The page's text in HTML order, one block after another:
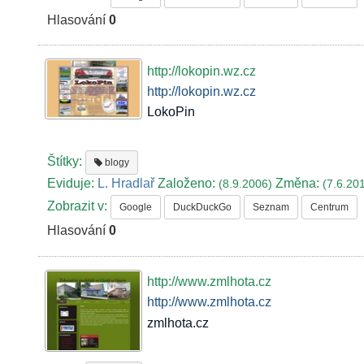
Hlasování0
http://lokopin.wz.cz
http://lokopin.wz.cz
LokoPin
Štítky: blogy
Eviduje: L. Hradlař Založeno:(8.9.2006)Změna:
Zobrazit v: Google DuckDuckGo Seznam Centrum
Hlasování0
http://www.zmlhota.cz
http://www.zmlhota.cz
zmlhota.cz